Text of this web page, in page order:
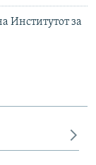
Институтот за